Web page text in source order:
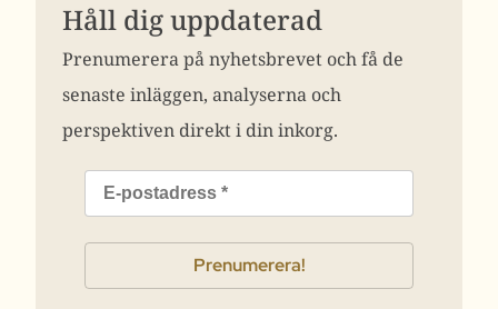
Håll dig uppdaterad
Prenumerera på nyhetsbrevet och få de
senaste inläggen, analyserna och
perspektiven direkt i din inkorg.